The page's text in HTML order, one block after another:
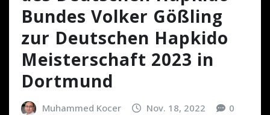
Bundes Volker Gößling
zur Deutschen Hapkido
Meisterschaft 2023 in
Dortmund
Muhammed Kocer Nov. 18, 2022 0